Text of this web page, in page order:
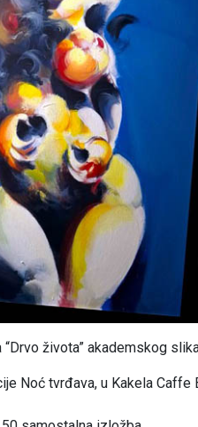
života” akademskog
Noć tvrđava, u Kakela